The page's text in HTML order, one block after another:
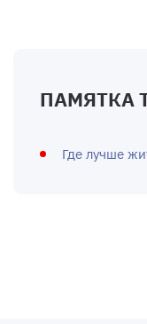
ПАМЯТКА
Где лучше